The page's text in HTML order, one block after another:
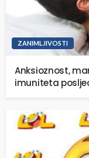
ZANIMLJIVOSTI
Anksioznost,
imuniteta